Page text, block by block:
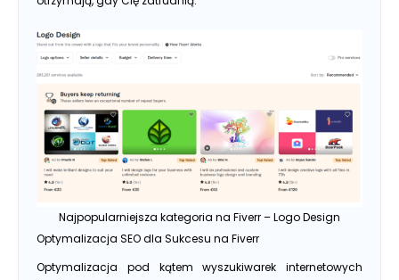
Najpopularniejsza kategoria na Fiverr – Logo Design
Optymalizacja SEO dla Sukcesu na Fiverr
Optymalizacja pod kątem wyszukiwarek internetowych